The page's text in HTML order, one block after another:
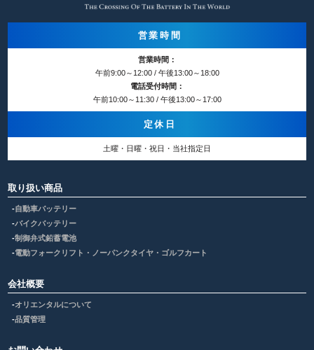
営業時間
営業時間：
午前9:00～12:00 / 午後13:00～18:00
電話受付時間：
午前10:00～11:30 / 午後13:00～17:00
定休日
土曜・日曜・祝日・当社指定日
取り扱い商品
自動車バッテリー
バイクバッテリー
制御弁式鉛蓄電池
電動フォークリフト・ノーパンクタイヤ・ゴルフカート
会社概要
オリエンタルについて
品質管理